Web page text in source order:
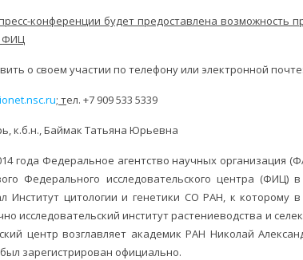
конференции будет предоставлена возможность
ФИЦ
о своем участии по телефону или электронной почте:
; тел. +7 909 533 5339
к.б.н., Баймак Татьяна Юрьевна
года Федеральное агентство научных организация
Федерального исследовательского центра (ФИЦ)
Институт цитологии и генетики СО РАН, к которому
исследовательский институт растениеводства и
центр возглавляет академик РАН Николай
зарегистрирован официально.